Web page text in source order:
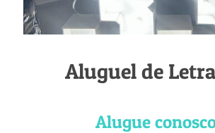
Aluguel de
Alugue